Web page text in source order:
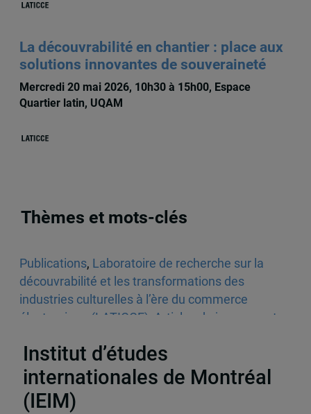
La découvrabilité en chantier : place aux
solutions innovantes de souveraineté
Mercredi 20 mai 2026, 10h30 à 15h00, Espace
Quartier latin, UQAM
Thèmes et mots-clés
Publications, Laboratoire de recherche sur la
découvrabilité et les transformations des
industries culturelles à l’ère du commerce
électronique (LATICCE)
Articles de journaux et
Institut d’études
internationales de Montréal
(IEIM)